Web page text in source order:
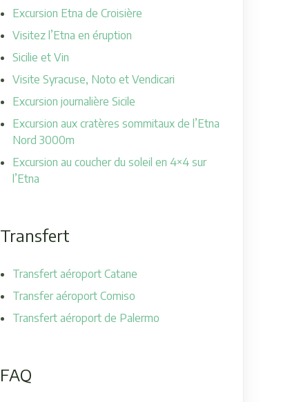
Excursion Etna de Croisière
Visitez l’Etna en éruption
Sicilie et Vin
Visite Syracuse, Noto et Vendicari
Excursion journalière Sicile
Excursion aux cratères sommitaux de l’Etna
Nord 3000m
Excursion au coucher du soleil en 4×4 sur
l’Etna
Transfert
Transfert aéroport Catane
Transfer aéroport Comiso
Transfert aéroport de Palermo
FAQ